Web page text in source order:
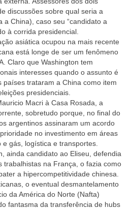
discussões sobre qual seria a
a China), caso seu “candidato a
à corrida presidencial.
asiática ocupou na mais recente
está longe de ser um fenômeno
Claro que Washington tem
interesses quando o assunto é
países trataram a China como item
presidenciais.
Macri à Casa Rosada, a
sobretudo porque, no final do
argentinos assinaram um acordo
no investimento em áreas
gás, logística e transportes.
ainda candidato ao Eliseu, defendia
trabalhistas na França, o fazia como
a hipercompetitividade chinesa.
o eventual desmantelamento
da América do Norte (Nafta)
fantasma da transferência de hubs